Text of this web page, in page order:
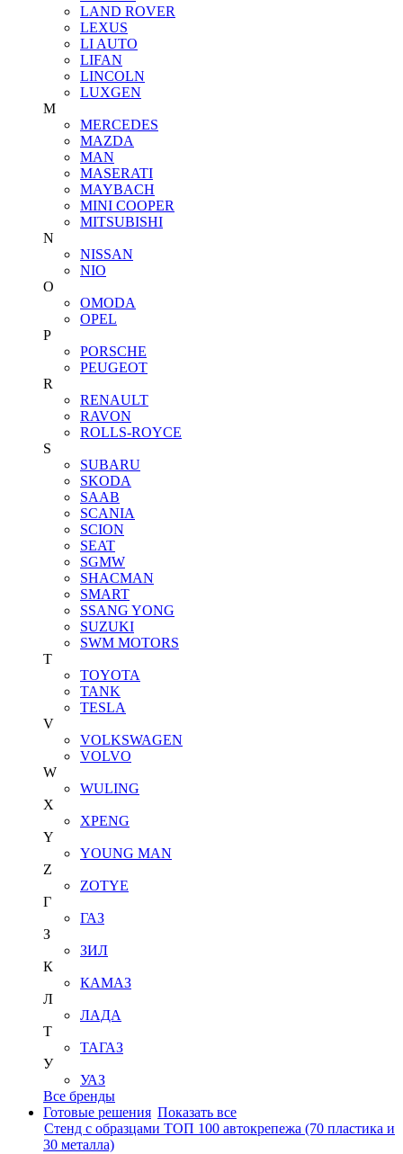
LAND ROVER
LEXUS
LI AUTO
LIFAN
LINCOLN
LUXGEN
M
MERCEDES
MAZDA
MAN
MASERATI
MAYBACH
MINI COOPER
MITSUBISHI
N
NISSAN
NIO
O
OMODA
OPEL
P
PORSCHE
PEUGEOT
R
RENAULT
RAVON
ROLLS-ROYCE
S
SUBARU
SKODA
SAAB
SCANIA
SCION
SEAT
SGMW
SHACMAN
SMART
SSANG YONG
SUZUKI
SWM MOTORS
T
TOYOTA
TANK
TESLA
V
VOLKSWAGEN
VOLVO
W
WULING
X
XPENG
Y
YOUNG MAN
Z
ZOTYE
Г
ГАЗ
З
ЗИЛ
К
КАМАЗ
Л
ЛАДА
Т
ТАГАЗ
У
УАЗ
Все бренды
Готовые решения Показать все
Стенд с образцами ТОП 100 автокрепежа (70 пластика и
30 металла)